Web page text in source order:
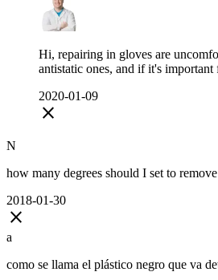
Hi, repairing in gloves are
antistatic ones, and if it's important
2020-01-09
close
N
how many degrees should I set to
2018-01-30
close
a
como se llama el plástico negro que va